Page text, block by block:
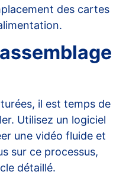
des cartes
il est temps de
Utilisez un logiciel
une vidéo fluide et
sur ce processus,
détaillé.